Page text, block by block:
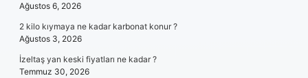
Ağustos 6, 2026
2 kilo kıymaya ne kadar karbonat konur ?
Ağustos 3, 2026
İzeltaş yan keski fiyatları ne kadar ?
Temmuz 30, 2026